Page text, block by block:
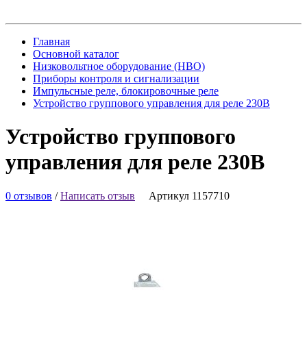
Главная
Основной каталог
Низковольтное оборудование (НВО)
Приборы контроля и сигнализации
Импульсные реле, блокировочные реле
Устройство группового управления для реле 230В
Устройство группового
управления для реле 230В
0 отзывов /Написать отзыв Артикул 1157710